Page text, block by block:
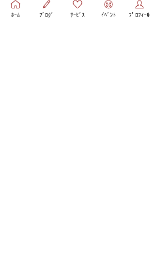
でカウンセリングを受けたのですが、彩ayaさん
がそのことをを否定せず受け入れてくださった上
ﾎｰﾑ ﾌﾞﾛｸﾞ ｻｰﾋﾞｽ ｲﾍﾞﾝﾄ ﾌﾟﾛﾌｨｰﾙ